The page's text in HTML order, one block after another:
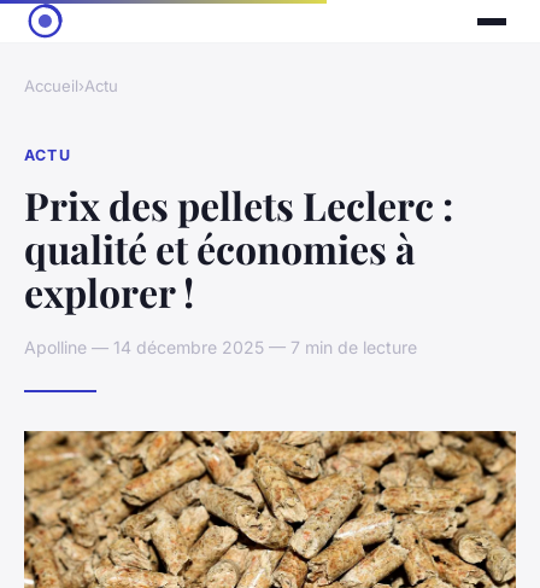
Accueil›Actu
ACTU
Prix des pellets Leclerc :
qualité et économies à
explorer !
Apolline — 14 décembre 2025 — 7 min de lecture